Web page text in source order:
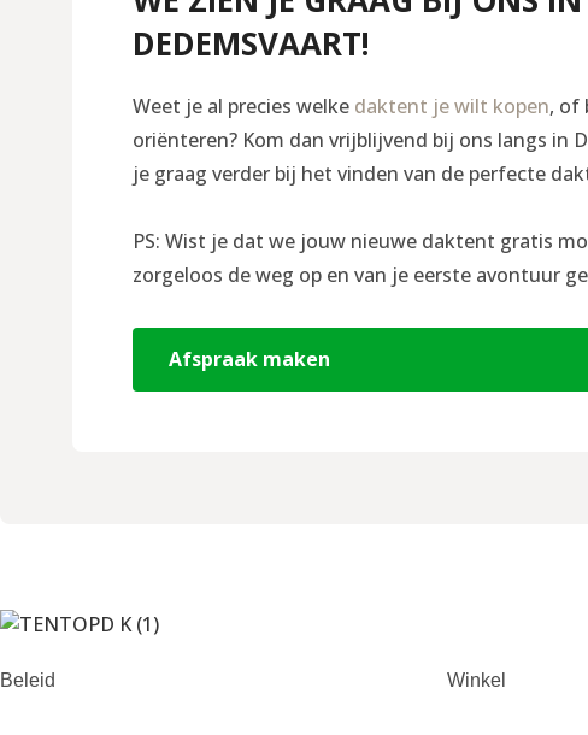
DEDEMSVAART!
Weet je al precies welke daktent je wilt kopen, of
oriënteren? Kom dan vrijblijvend bij ons langs in
je graag verder bij het vinden van de perfecte
PS: Wist je dat we jouw nieuwe daktent gratis
zorgeloos de weg op en van je eerste avontuur
Afspraak maken
Beleid Winkel